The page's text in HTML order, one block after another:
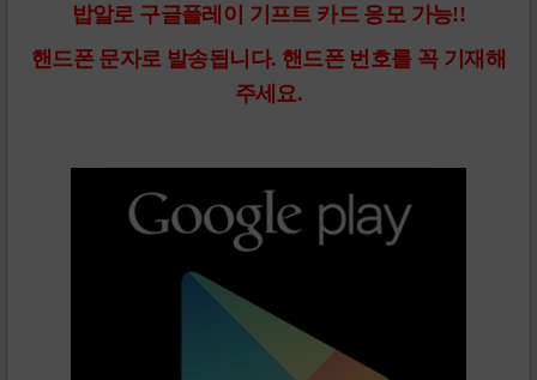
밥알로 구글플레이 기프트 카드 응모 가능!!
핸드폰 문자로 발송됩니다. 핸드폰 번호를 꼭 기재해
주세요.